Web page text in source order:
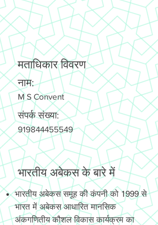
मताधिकार विवरण
नाम:
M S Convent
संपर्क संख्या:
919844455549
भारतीय अबेकस के बारे में
भारतीय अबेकस समूह की कंपनी को 1999 से
भारत में अबेकस आधारित मानसिक
अंकगणितीय कौशल विकास कार्यक्रम का